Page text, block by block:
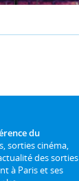
du
sorties cinéma,
des sorties
à Paris et ses